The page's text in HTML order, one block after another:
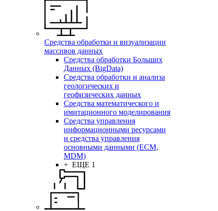
Средства обработки и визуализации
массивов данных
Средства обработки Больших
Данных (BigData)
Средства обработки и анализа
геологических и
геофизических данных
Средства математического и
имитационного моделирования
Средства управления
информационными ресурсами
и средства управления
основными данными (ECM,
MDM)
+ ЕЩЕ 1